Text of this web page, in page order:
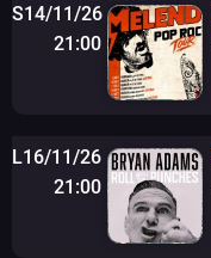
S14/11/26
21:00
L16/11/26
21:00